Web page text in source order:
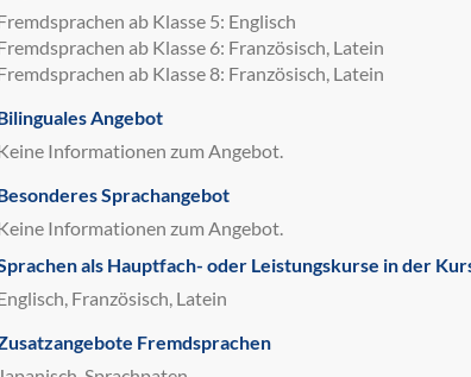
ab Klasse 5: Englisch
ab Klasse 6: Französisch, Latein
ab Klasse 8: Französisch, Latein
Angebot
Informationen zum Angebot.
Sprachangebot
Informationen zum Angebot.
als Hauptfach- oder Leistungskurse in der
Französisch, Latein
Fremdsprachen